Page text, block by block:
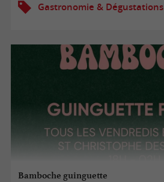
Gastronomie & Dégustations
Bamboche guinguette